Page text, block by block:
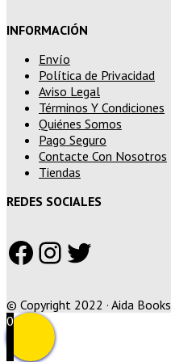
INFORMACIÓN
Envío
Política de Privacidad
Aviso Legal
Términos Y Condiciones
Quiénes Somos
Pago Seguro
Contacte Con Nosotros
Tiendas
REDES SOCIALES
Facebook
Instagram
Twitter
© Copyright 2022 · Aida Books
0